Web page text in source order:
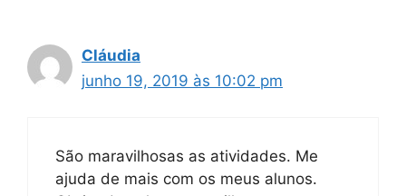
Cláudia
junho 19, 2019 às 10:02 pm
São maravilhosas as atividades. Me
ajuda de mais com os meus alunos.